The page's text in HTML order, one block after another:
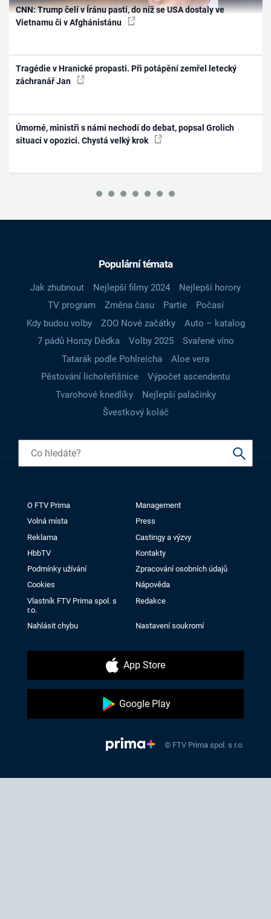
CNN: Trump čelí v Íránu pasti, do níž se USA dostaly ve
Vietnamu či v Afghánistánu
Tragédie v Hranické propasti. Při potápění zemřel letecký
záchranář Jan
Úmorné, ministři s námi nechodí do debat, popsal Grolich
situaci v opozici. Chystá velký krok
Populární témata
Jak zhubnout Nejlepší filmy 2024
Nejlepší horory
TV program
Změna času Partie
Počasí
Kdy budou volby
ZOO Nové začátky
Auto – katalog
7 pádů Honzy Dědka
Volby 2025
Svařené víno
Tatarák podle Pohlreicha
Aloe vera
Pěstování lichořeřišnice
Výpočet ascendentu
Tvarohové knedlíky
Nejlepší palačinky
Švestkový koláč
O FTV Prima
Management
Volná místa
Press
Reklama
Castingy a výzvy
HbbTV
Kontakty
Podmínky užívání
Zpracování osobních údajů
Cookies
Nápověda
Vlastník FTV Prima spol. s
r.o.
Redakce
Nahlásit chybu Nastavení soukromí
App Store
Google Play
© FTV Prima spol. s r.o.